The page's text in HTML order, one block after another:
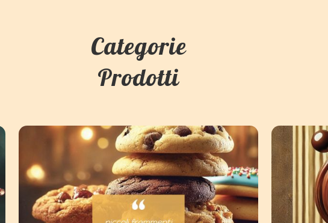
Categorie
Prodotti